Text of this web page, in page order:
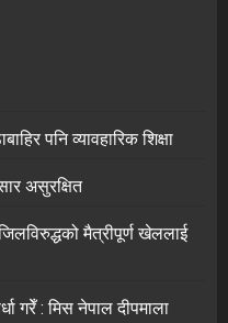
पनि व्यावहारिक शिक्षा
असुरक्षित
मैत्रीपूर्ण खेललाई
गरेँ : मिस नेपाल दीपमाला